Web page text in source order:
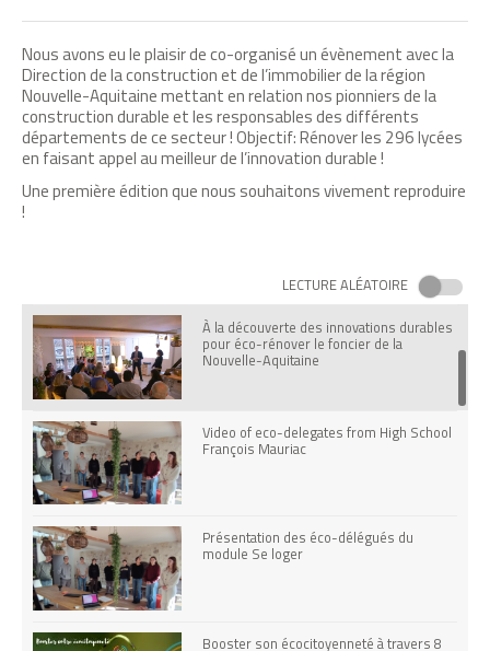
Nous avons eu le plaisir de co-organisé un évènement avec la
Direction de la construction et de l’immobilier de la région
Nouvelle-Aquitaine mettant en relation nos pionniers de la
construction durable et les responsables des différents
départements de ce secteur ! Objectif: Rénover les 296 lycées
en faisant appel au meilleur de l’innovation durable !
Une première édition que nous souhaitons vivement reproduire
!
LECTURE ALÉATOIRE
bâtisses
Accompagnement COS CREPSE
À la découverte des innovations durables
pour éco-rénover le foncier de la
Nouvelle-Aquitaine
Video of eco-delegates from High School
François Mauriac
Présentation des éco-délégués du
module Se loger
Booster son écocitoyenneté à travers 8